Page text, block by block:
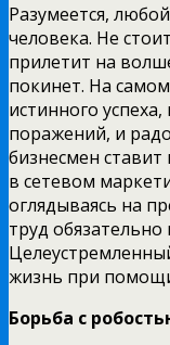
Разумеется,
человека. Не
прилетит на
покинет. На
истинного
поражений, и
бизнесмен ставит
в сетевом
оглядываясь на
труд
жизнь при
Борьба с